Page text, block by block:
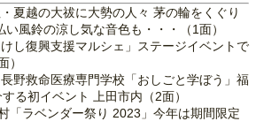
夏越の大祓に大勢の人々 茅の輪をくぐり
い風鈴の涼し気な音色も・・・（1面）
し復興支援マルシェ」ステージイベントで
）
野救命医療専門学校「おしごと学ぼう」福
る初イベント 上田市内（2面）
「ラベンダー祭り 2023」今年は期間限定